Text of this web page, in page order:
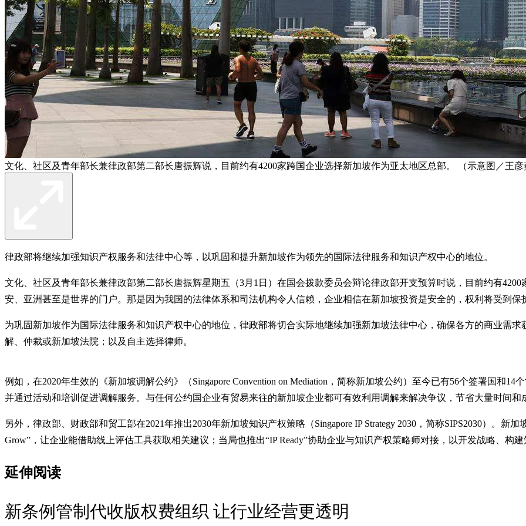
文化、社区及青年部长兼律政部第二部长唐振辉说，目前约有4200家跨国企业选择新加坡作为亚太地区总部。 （示意图／王彦
律政部将继续加强知识产权服务和法律中心等，以巩固和提升新加坡作为领先的国际法律服务和知识产权中心的地位。
文化、社区及青年部长兼律政部第二部长唐振辉星期五（3月1日）在国会拨款委员会辩论律政部开支预算时说，目前约有
安、亚洲甚至是世界的门户。那是因为我国的法律体系和司法机构令人信赖，企业相信在新加坡投资是安全的，权利将受到保
为巩固新加坡作为国际法律服务和知识产权中心的地位，律政部将切合实际地继续加强新加坡法律中心，确保各方的商业需
解、仲裁或新加坡法院；以及自主选择律师。
例如，在2020年生效的《新加坡调解公约》（Singapore Convention on Mediation，简称新加坡公约）至今已有56个签署国和
并通过活动和培训促进调解服务。与任何公约国企业有贸易来往的新加坡企业都可有效利用调解来解决争议，节省大量时间和
另外，律政部、财政部和贸工部在2021年推出2030年新加坡知识产权策略（Singapore IP Strategy 2030，简称SIPS2030）。新
Grow”，让企业能借助线上评估工具获取相关建议；当局也推出“IP Ready”协助企业与知识产权策略师对接，以开发战略、构
延伸阅读
新条例管制代收版权费组织 让行业经营更透明